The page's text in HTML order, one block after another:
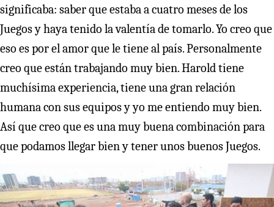
significaba: saber que estaba a cuatro meses de los
Juegos y haya tenido la valentía de tomarlo. Yo creo que
eso es por el amor que le tiene al país. Personalmente
creo que están trabajando muy bien. Harold tiene
muchísima experiencia, tiene una gran relación
humana con sus equipos y yo me entiendo muy bien.
Así que creo que es una muy buena combinación para
que podamos llegar bien y tener unos buenos Juegos.